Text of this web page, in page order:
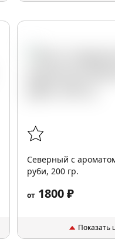
Северный с
руби, 200 гр.
от1800 ₽
Показать